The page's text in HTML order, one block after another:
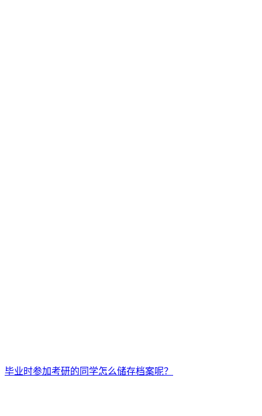
毕业时参加考研的同学怎么储存档案呢？